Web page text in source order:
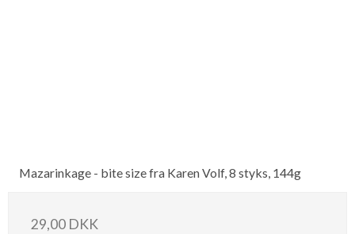
Mazarinkage - bite size fra Karen Volf, 8 styks, 144g
29,00 DKK